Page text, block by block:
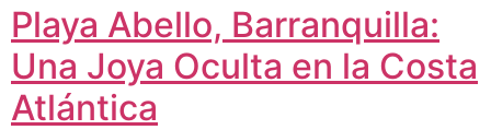
Playa Abello, Barranquilla:
Una Joya Oculta en la Costa
Atlántica